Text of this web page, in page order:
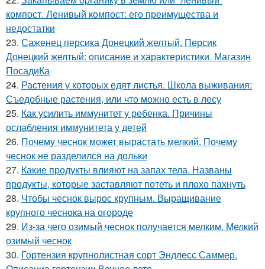
компост. Ленивый компост: его преимущества и
недостатки
23. Саженец персика Донецкий желтый. Персик
Донецкий желтый: описание и характеристики. Магазин
ПосадиКа
24. Растения у которых едят листья. Школа выживания:
Съедобные растения, или что можно есть в лесу
25. Как усилить иммунитет у ребенка. Причины
ослабления иммунитета у детей
26. Почему чеснок может вырастать мелкий. Почему
чеснок не разделился на дольки
27. Какие продукты влияют на запах тела. Названы
продукты, которые заставляют потеть и плохо пахнуть
28. Чтобы чеснок вырос крупным. Выращивание
крупного чеснока на огороде
29. Из-за чего озимый чеснок получается мелким. Мелкий
озимый чеснок
30. Гортензия крупнолистная сорт Эндлесс Саммер.